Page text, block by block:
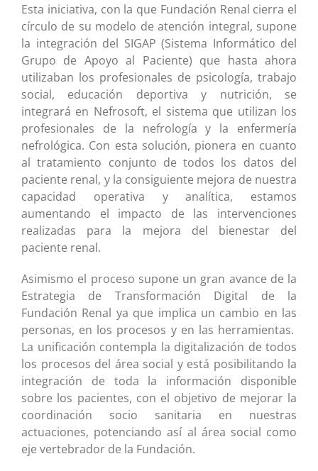
Esta iniciativa, con la que Fundación Renal cierra el
círculo de su modelo de atención integral, supone
la integración del SIGAP (Sistema Informático del
Grupo de Apoyo al Paciente) que hasta ahora
utilizaban los profesionales de psicología, trabajo
social, educación deportiva y nutrición, se
integrará en Nefrosoft, el sistema que utilizan los
profesionales de la nefrología y la enfermería
nefrológica. Con esta solución, pionera en cuanto
al tratamiento conjunto de todos los datos del
paciente renal, y la consiguiente mejora de nuestra
capacidad operativa y analítica, estamos
aumentando el impacto de las intervenciones
realizadas para la mejora del bienestar del
paciente renal.
Asimismo el proceso supone un gran avance de la
Estrategia de Transformación Digital de la
Fundación Renal ya que implica un cambio en las
personas, en los procesos y en las herramientas.
La unificación contempla la digitalización de todos
los procesos del área social y está posibilitando la
integración de toda la información disponible
sobre los pacientes, con el objetivo de mejorar la
coordinación socio sanitaria en nuestras
actuaciones, potenciando así al área social como
eje vertebrador de la Fundación.